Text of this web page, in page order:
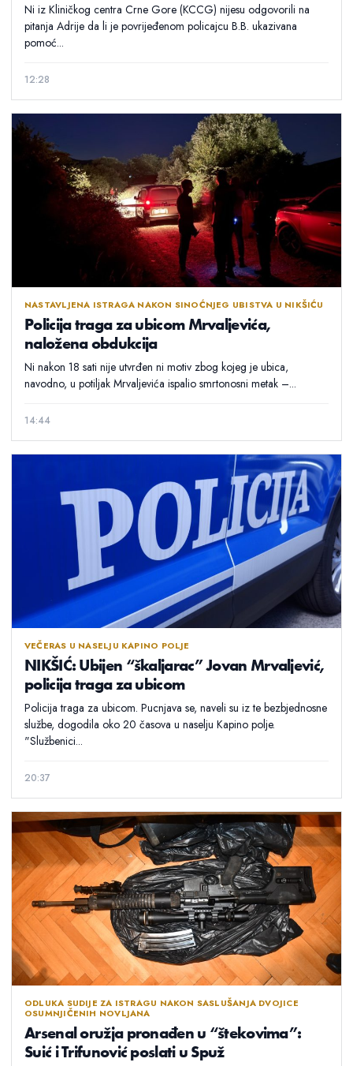
Ni iz Kliničkog centra Crne Gore (KCCG) nijesu odgovorili na
pitanja Adrije da li je povrijeđenom policajcu B.B. ukazivana
pomoć...
12:28
NASTAVLJENA ISTRAGA NAKON SINOĆNJEG UBISTVA U NIKŠIĆU
Policija traga za ubicom Mrvaljevića,
naložena obdukcija
Ni nakon 18 sati nije utvrđen ni motiv zbog kojeg je ubica,
navodno, u potiljak Mrvaljevića ispalio smrtonosni metak –...
14:44
VEČERAS U NASELJU KAPINO POLJE
NIKŠIĆ: Ubijen “škaljarac” Jovan Mrvaljević,
policija traga za ubicom
Policija traga za ubicom. Pucnjava se, naveli su iz te bezbjednosne
službe, dogodila oko 20 časova u naselju Kapino polje.
"Službenici...
20:37
ODLUKA SUDIJE ZA ISTRAGU NAKON SASLUŠANJA DVOJICE
OSUMNJIČENIH NOVLJANA
Arsenal oružja pronađen u “štekovima”:
Suić i Trifunović poslati u Spuž